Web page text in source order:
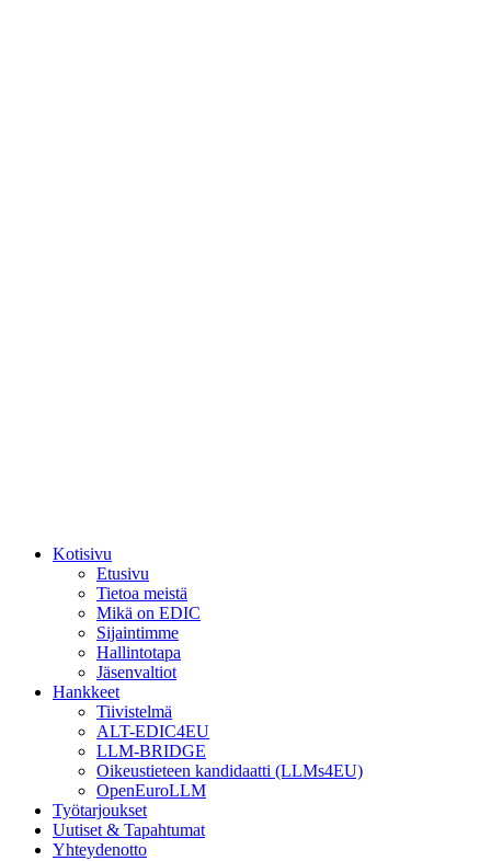
Kotisivu
Etusivu
Tietoa meistä
Mikä on EDIC
Sijaintimme
Hallintotapa
Jäsenvaltiot
Hankkeet
Tiivistelmä
ALT-EDIC4EU
LLM-BRIDGE
Oikeustieteen kandidaatti (LLMs4EU)
OpenEuroLLM
Työtarjoukset
Uutiset & Tapahtumat
Yhteydenotto